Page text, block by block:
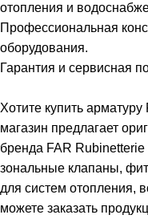
отопления и
Профессиональная
оборудования.
Гарантия и сервисная
Хотите купить
магазин предлагает
бренда FAR
зональные клапаны,
для систем отопления,
можете заказать